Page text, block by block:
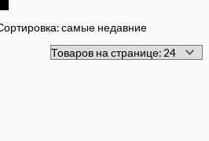
самые недавние